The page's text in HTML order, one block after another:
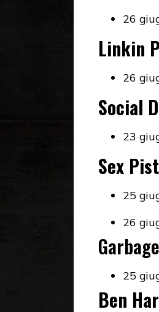
26
Linkin
26
Social
23
Sex
25
26
Garbage
25
Ben